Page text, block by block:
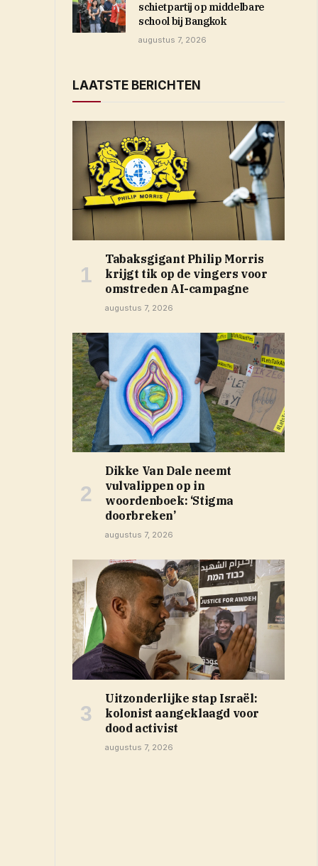
schietpartij op middelbare
school bij Bangkok
augustus 7, 2026
LAATSTE BERICHTEN
Tabaksgigant Philip Morris
krijgt tik op de vingers voor
omstreden AI-campagne
augustus 7, 2026
Dikke Van Dale neemt
vulvalippen op in
woordenboek: ‘Stigma
doorbreken’
augustus 7, 2026
Uitzonderlijke stap Israël:
kolonist aangeklaagd voor
dood activist
augustus 7, 2026